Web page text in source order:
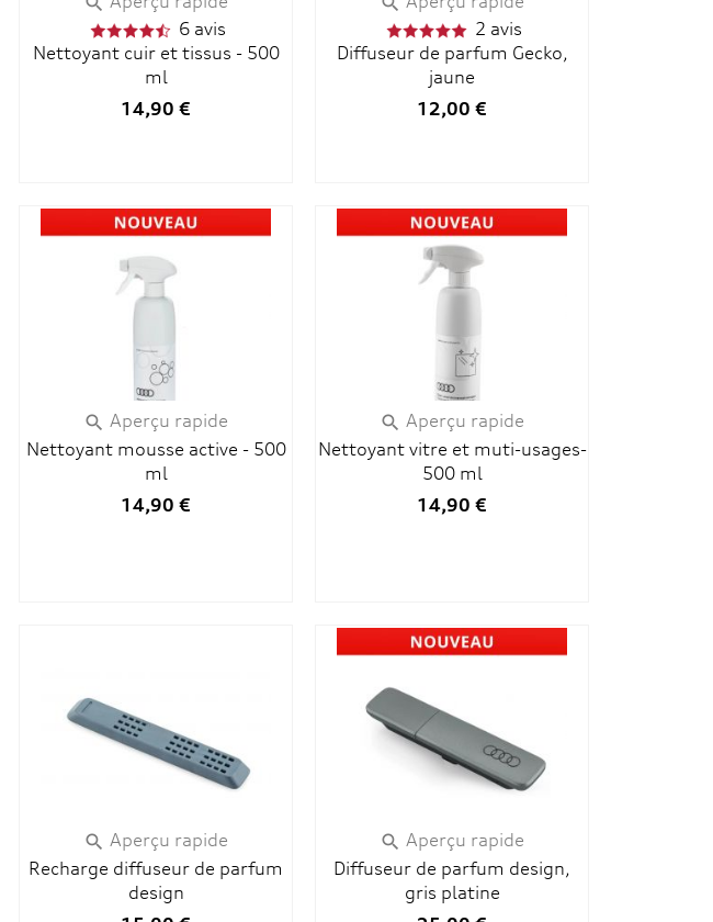
6 avis
Nettoyant cuir et tissus - 500
ml
14,90 €
2 avis
Diffuseur de parfum Gecko,
jaune
12,00 €
 Aperçu rapide
Nettoyant mousse active - 500
ml
14,90 €
 Aperçu rapide
Nettoyant vitre et muti-usages-
500 ml
14,90 €
 Aperçu rapide
Recharge diffuseur de parfum
design
 Aperçu rapide
Diffuseur de parfum design,
gris platine